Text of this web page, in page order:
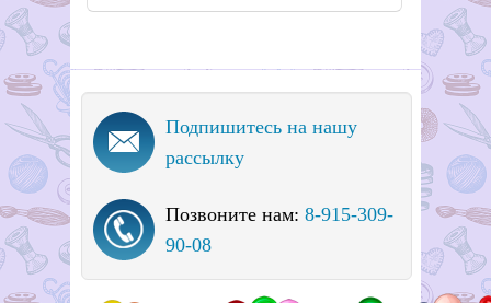
Подпишитесь на нашу
рассылку
Позвоните нам: 8-915-309-
90-08